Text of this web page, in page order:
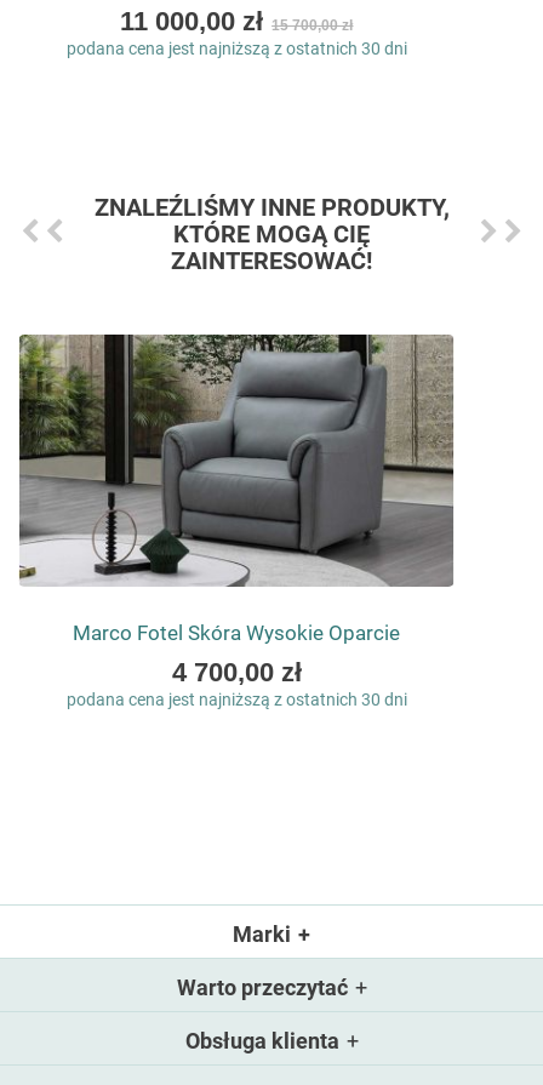
As
low
11 000,00 zł 15 700,00 zł
podana cena jest najniższą z ostatnich 30 dni
ZNALEŹLIŚMY INNE PRODUKTY,
KTÓRE MOGĄ CIĘ
ZAINTERESOWAĆ!
Marco Fotel Skóra Wysokie Oparcie
As
low
4 700,00 zł
podana cena jest najniższą z ostatnich 30 dni
Marki
Warto przeczytać
Obsługa klienta